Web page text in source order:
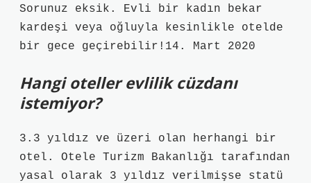
Sorunuz eksik. Evli bir kadın bekar
kardeşi veya oğluyla kesinlikle otelde
bir gece geçirebilir!14. Mart 2020
Hangi oteller evlilik cüzdanı
istemiyor?
3.3 yıldız ve üzeri olan herhangi bir
otel. Otele Turizm Bakanlığı tarafından
yasal olarak 3 yıldız verilmişse statü